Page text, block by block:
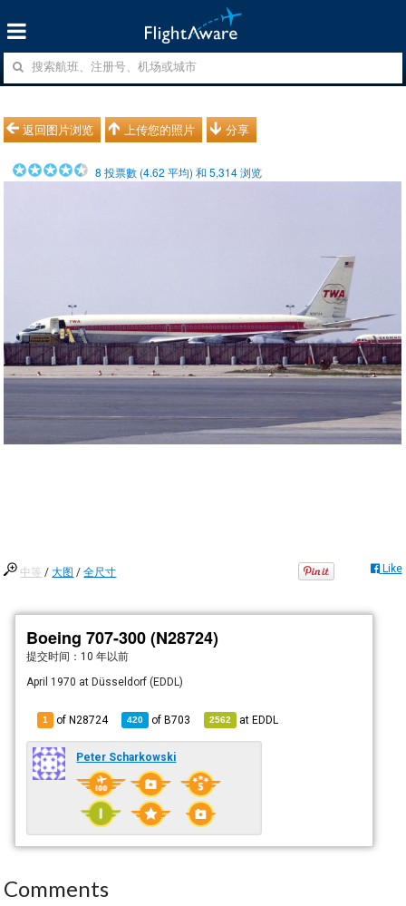
返回图片浏览 上传您的照片 分享
8 投票數 (4.62 平均) 和5,314浏览
中等 /大图 /全尺寸 Like
Boeing 707-300 (N28724)
提交时间： 10 年以前
April 1970 at Düsseldorf (EDDL)
1 of N28724 420 ofB703 2562 atEDDL
Peter Scharkowski
Comments